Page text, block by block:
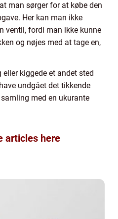
man sørger for at købe den
Her kan man ikke
ventil, fordi man ikke kunne
og nøjes med at tage en,
kiggede et andet sted
undgået det tikkende
med en ukurante
articles here